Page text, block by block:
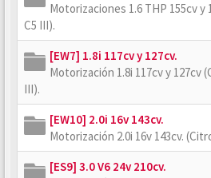
Motorizaciones 1.6 THP 155cv y
C5 III).
[EW7] 1.8i 117cv y 127cv.
Motorización 1.8i 117cv y 127cv
III).
[EW10] 2.0i 16v 143cv.
Motorización 2.0i 16v 143cv.
[ES9] 3.0 V6 24v 210cv.